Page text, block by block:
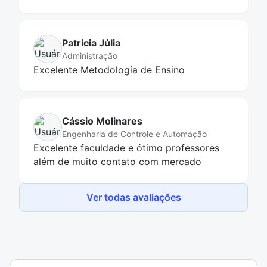
Patricia Júlia
Administração
Excelente Metodología de Ensino
Cássio Molinares
Engenharia de Controle e Automação
Excelente faculdade e ótimo professores
além de muito contato com mercado
Ver todas avaliações